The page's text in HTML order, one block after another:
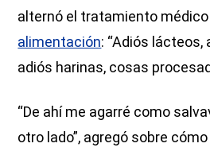
alternó el tratamiento
alimentación: “Adiós lácteos,
adiós harinas, cosas
“De ahí me agarré como
otro lado”, agregó sobre